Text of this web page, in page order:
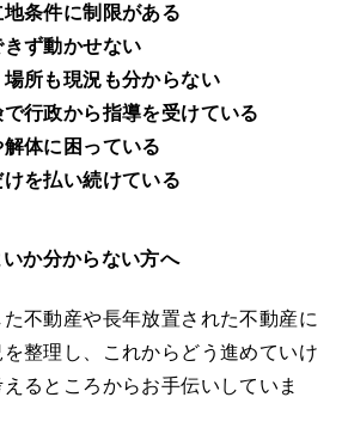
地条件に制限がある
きず動かせない
場所も現況も分からない
で行政から指導を受けている
解体に困っている
けを払い続けている
か分からない方へ
不動産や長年放置された不動産に
整理し、これからどう進めていけ
るところからお手伝いしていま